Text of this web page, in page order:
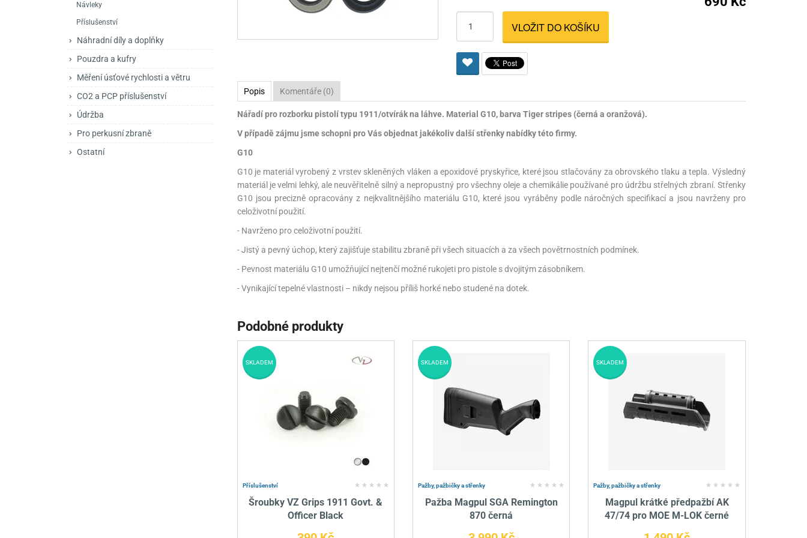
Brokovnice samonabíjecí
Pistole samonabíjecí
Luky
Kuše
Obranné spreje
Pro lištu weaver a picatinny
Náboje na ZP Pistolové a revolverové náboje Ochranné prostředky
Rowan Engineering
Bipody, stolice a vaky
Pro perkusní zbraně
Svítilny
Návleky
Příslušenství
Náhradní díly a doplňky
Pouzdra a kufry
Měření úsťové rychlosti a větru
CO2 a PCP příslušenství
Údržba
Pro perkusní zbraně
Ostatní
VLOŽIT DO KOŠÍKU
Popis Komentáře (0)
Nářadí pro rozborku pistolí typu 1911/otvírák na láhve. Material G10, barva Tiger stripes (černá a oranžová).
V případě zájmu jsme schopni pro Vás objednat jakékoliv další střenky nabídky této firmy.
G10
G10 je materiál vyrobený z vrstev skleněných vláken a epoxidové pryskyřice, které jsou stlačovány za obrovského tlaku a tepla. Výsledný
materiál je velmi lehký, ale neuvěřitelně silný a nepropustný pro všechny oleje a chemikálie používané pro údržbu střelných zbraní. Střenky
G10 jsou precizně opracovány z nejkvalitnějšího materiálu G10, které jsou vyráběny podle náročných specifikací a jsou navrženy pro
celoživotní použití.
- Navrženo pro celoživotní použití.
- Jistý a pevný úchop, který zajišťuje stabilitu zbraně při všech situacích a za všech povětrnostních podmínek.
- Pevnost materiálu G10 umožňující nejtenčí možné rukojeti pro pistole s dvojitým zásobníkem.
- Vynikající tepelné vlastnosti – nikdy nejsou příliš horké nebo studené na dotek.
Podobné produkty
Příslušenství
Šroubky VZ Grips 1911 Govt. &
Officer Black
SKLADEM
Pažby, pažbičky a střenky
Pažba Magpul SGA Remington
870 černá
SKLADEM
Pažby, pažbičky a střenky
Magpul krátké předpažbí AK
47/74 pro MOE M-LOK černé
SKLADEM